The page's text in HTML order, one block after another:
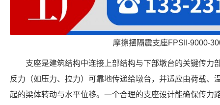
摩擦摆隔震支座FPSII-9000-
支座是建筑结构中连接上部结构与下部墩台的关键传力
反力（如压力、拉力）可靠地传递给墩台，并适应由荷载、
起的梁体转动与水平位移。一个合理的支座设计能确保传力